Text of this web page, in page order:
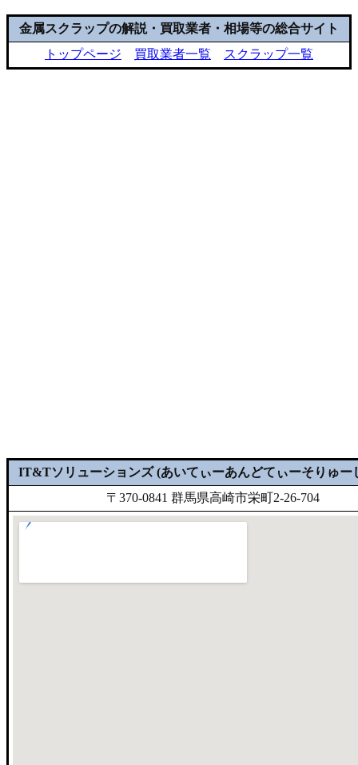
金属スクラップの解説・買取業者・相場等の総合サイト
トップページ
買取業者一覧 スクラップ一覧
IT&Tソリューションズ (あいてぃーあんどてぃーそりゅー
〒370-0841 群馬県高崎市栄町2-26-704